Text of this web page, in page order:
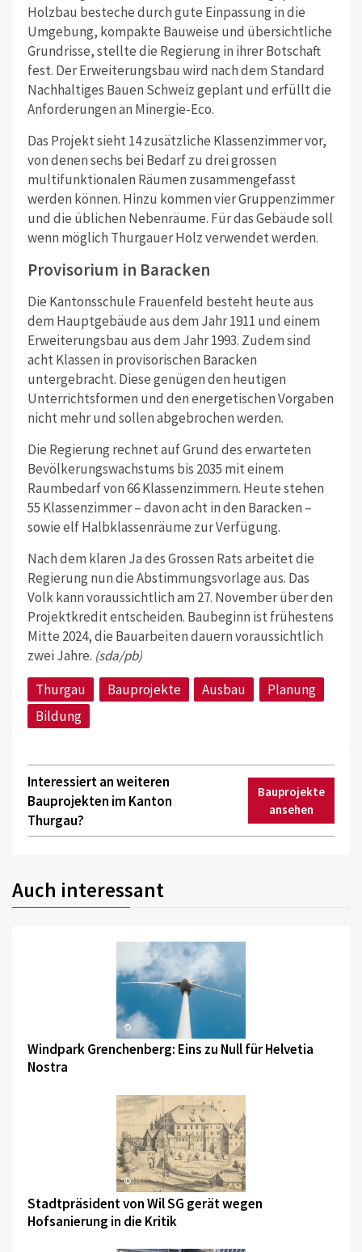
Holzbau besteche durch gute Einpassung in die
Umgebung, kompakte Bauweise und übersichtliche
Grundrisse, stellte die Regierung in ihrer Botschaft
fest. Der Erweiterungsbau wird nach dem Standard
Nachhaltiges Bauen Schweiz geplant und erfüllt die
Anforderungen an Minergie-Eco.
Das Projekt sieht 14 zusätzliche Klassenzimmer vor,
von denen sechs bei Bedarf zu drei grossen
multifunktionalen Räumen zusammengefasst
werden können. Hinzu kommen vier Gruppenzimmer
und die üblichen Nebenräume. Für das Gebäude soll
wenn möglich Thurgauer Holz verwendet werden.
Provisorium in Baracken
Die Kantonsschule Frauenfeld besteht heute aus
dem Hauptgebäude aus dem Jahr 1911 und einem
Erweiterungsbau aus dem Jahr 1993. Zudem sind
acht Klassen in provisorischen Baracken
untergebracht. Diese genügen den heutigen
Unterrichtsformen und den energetischen Vorgaben
nicht mehr und sollen abgebrochen werden.
Die Regierung rechnet auf Grund des erwarteten
Bevölkerungswachstums bis 2035 mit einem
Raumbedarf von 66 Klassenzimmern. Heute stehen
55 Klassenzimmer – davon acht in den Baracken –
sowie elf Halbklassenräume zur Verfügung.
Nach dem klaren Ja des Grossen Rats arbeitet die
Regierung nun die Abstimmungsvorlage aus. Das
Volk kann voraussichtlich am 27. November über den
Projektkredit entscheiden. Baubeginn ist frühestens
Mitte 2024, die Bauarbeiten dauern voraussichtlich
zwei Jahre. (sda/pb)
Thurgau
Bauprojekte Ausbau
Planung
Bildung
Interessiert an weiteren
Bauprojekten im Kanton
Thurgau?
Bauprojekte
ansehen
Auch interessant
©
Windpark Grenchenberg: Eins zu Null für Helvetia
Nostra
©
Stadtpräsident von Wil SG gerät wegen
Hofsanierung in die Kritik